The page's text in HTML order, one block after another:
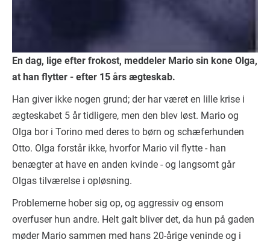
En dag, lige efter frokost, meddeler Mario sin kone Olga,
at han flytter - efter 15 års ægteskab.
Han giver ikke nogen grund; der har været en lille krise i
ægteskabet 5 år tidligere, men den blev løst. Mario og
Olga bor i Torino med deres to børn og schæferhunden
Otto. Olga forstår ikke, hvorfor Mario vil flytte - han
benægter at have en anden kvinde - og langsomt går
Olgas tilværelse i opløsning.
Problemerne hober sig op, og aggressiv og ensom
overfuser hun andre. Helt galt bliver det, da hun på gaden
møder Mario sammen med hans 20-årige veninde og i